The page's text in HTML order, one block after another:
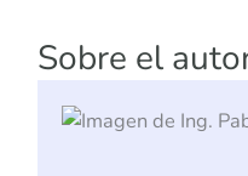
Sobre el